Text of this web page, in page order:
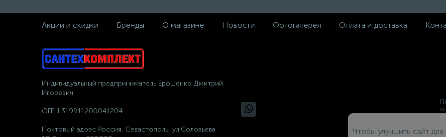
Акции и скидки Бренды О магазине Новости Фотогалерея Оплата и доставка
Индивидуальный предприниматель Ерошенко Дмитрий
Игоревич
ОГРН 319911200041204
Почтовый адрес Россия, Севастополь, ул.Соловьева
Чтобы улучшить сайт